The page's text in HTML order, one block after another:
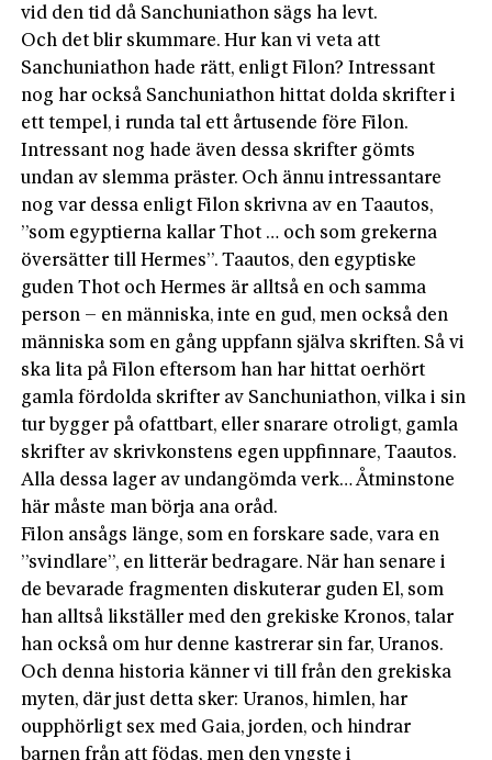
vid den tid då Sanchuniathon sägs ha levt.
Och det blir skummare. Hur kan vi veta att
Sanchuniathon hade rätt, enligt Filon? Intressant
nog har också Sanchuniathon hittat dolda skrifter i
ett tempel, i runda tal ett årtusende före Filon.
Intressant nog hade även dessa skrifter gömts
undan av slemma präster. Och ännu intressantare
nog var dessa enligt Filon skrivna av en Taautos,
”som egyptierna kallar Thot … och som grekerna
översätter till Hermes”. Taautos, den egyptiske
guden Thot och Hermes är alltså en och samma
person – en människa, inte en gud, men också den
människa som en gång uppfann själva skriften. Så vi
ska lita på Filon eftersom han har hittat oerhört
gamla fördolda skrifter av Sanchuniathon, vilka i sin
tur bygger på ofattbart, eller snarare otroligt, gamla
skrifter av skrivkonstens egen uppfinnare, Taautos.
Alla dessa lager av undangömda verk… Åtminstone
här måste man börja ana oråd.
Filon ansågs länge, som en forskare sade, vara en
”svindlare”, en litterär bedragare. När han senare i
de bevarade fragmenten diskuterar guden El, som
han alltså likställer med den grekiske Kronos, talar
han också om hur denne kastrerar sin far, Uranos.
Och denna hi­storia känner vi till från den grekiska
myten, där just detta sker: Uranos, himlen, har
oupphörligt sex med Gaia, jorden, och hindrar
barnen från att födas, men den yngste i